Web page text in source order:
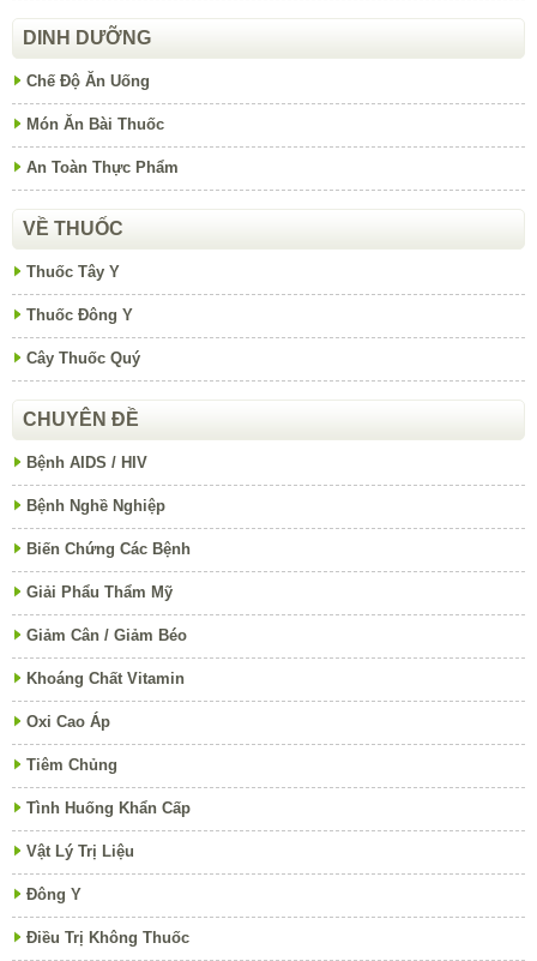
DINH DƯỠNG
Chế Độ Ăn Uống
Món Ăn Bài Thuốc
An Toàn Thực Phẩm
VỀ THUỐC
Thuốc Tây Y
Thuốc Đông Y
Cây Thuốc Quý
CHUYÊN ĐỀ
Bệnh AIDS / HIV
Bệnh Nghề Nghiệp
Biến Chứng Các Bệnh
Giải Phẩu Thẩm Mỹ
Giảm Cân / Giảm Béo
Khoáng Chất Vitamin
Oxi Cao Áp
Tiêm Chủng
Tình Huống Khẩn Cấp
Vật Lý Trị Liệu
Đông Y
Điều Trị Không Thuốc